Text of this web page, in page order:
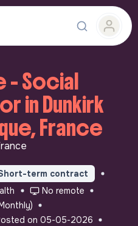
- Social
in Dunkirk
France
term contract
No remote
on 05-05-2026